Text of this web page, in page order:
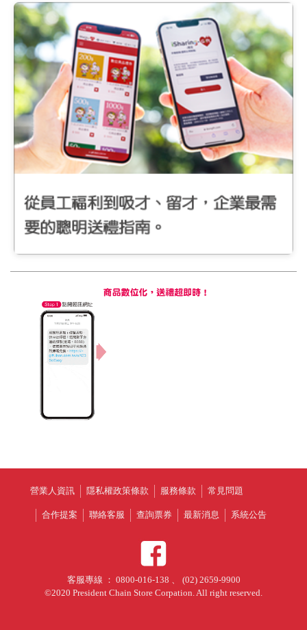
營業人資訊 隱私權政策條款 服務條款 常見問題
合作提案 聯絡客服 查詢票券 最新消息 系統公告
客服專線 ： 0800-016-138 、 (02) 2659-9900
©2020 President Chain Store Corpation. All right reserved.